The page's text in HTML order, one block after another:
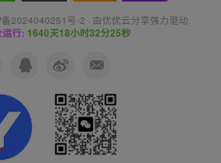
备2024040251号-2 · 由优优云分享强力驱动.
行: 1640天18小时32分25秒